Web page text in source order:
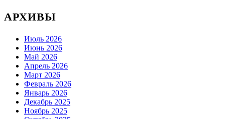
АРХИВЫ
Июль 2026
Июнь 2026
Май 2026
Апрель 2026
Март 2026
Февраль 2026
Январь 2026
Декабрь 2025
Ноябрь 2025